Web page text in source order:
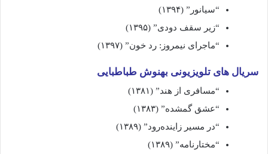
“سیانور” (۱۳۹۴)
“زیر سقف دودی” (۱۳۹۵)
“ماجرای نیمروز: رد خون” (۱۳۹۷)
سریال های تلویزیونی بهنوش طباطبایی
“مسافری از هند” (۱۳۸۱)
“عشق گمشده” (۱۳۸۳)
“در مسیر زاینده‌رود” (۱۳۸۹)
“مختارنامه” (۱۳۸۹)